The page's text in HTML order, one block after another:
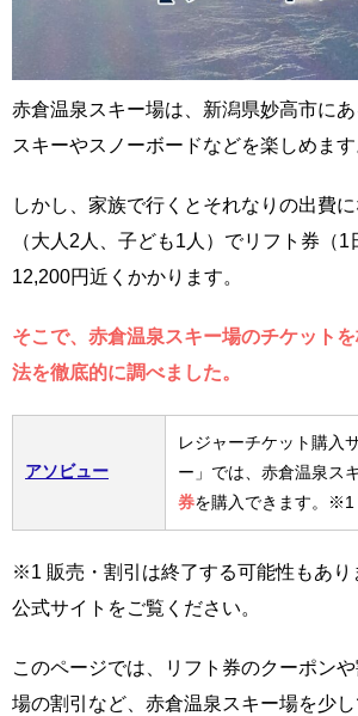
赤倉温泉スキー場は、新潟県妙高市にあ
スキーやスノーボードなどを楽しめます
しかし、家族で行くとそれなりの出費
（大人2人、子ども1人）でリフト券（1
12,200円近くかかります。
そこで、赤倉温泉スキー場のチケット
法を徹底的に調べました。
アソビュー
レジャーチケット購入
ー」では、赤倉温泉ス
券を購入できます。※1
※1 販売・割引は終了する可能性もあり
公式サイトをご覧ください。
このページでは、リフト券のクーポン
場の割引など、赤倉温泉スキー場を少